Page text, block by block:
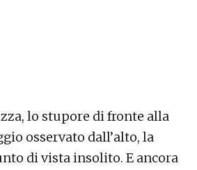
lo stupore di fronte alla
osservato dall’alto, la
di vista insolito. E ancora